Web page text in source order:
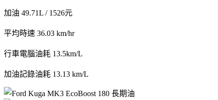
加油 49.71L / 1526元
平均時速 36.03 km/hr
行車電腦油耗 13.5km/L
加油記錄油耗 13.13 km/L